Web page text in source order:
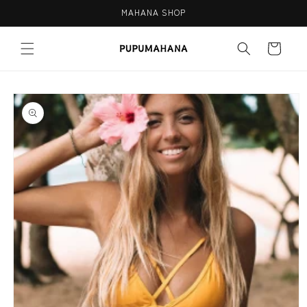
MAHANA SHOP
Cart
Skip to
product
information